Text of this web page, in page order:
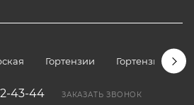
Гортензии Гортензии
43-44 ЗАКАЗАТЬ ЗВОНОК